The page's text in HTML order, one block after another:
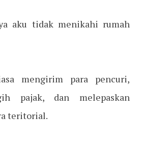
aku tidak menikahi rumah
mengirim para pencuri,
pajak, dan melepaskan
teritorial.